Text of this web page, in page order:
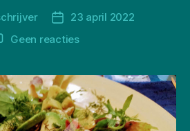
Berichtdatum
23 april 2022
Geen reactiesop